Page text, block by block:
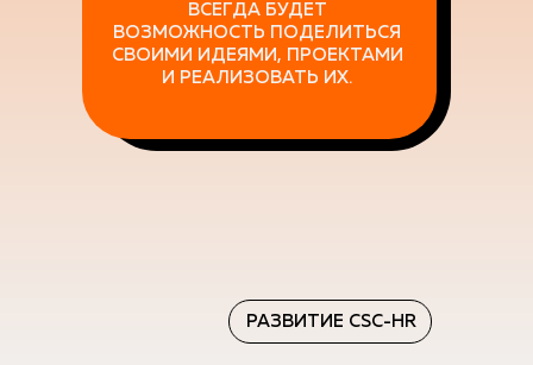
РАЗВИТИЕ CSC-HR
ВСЕГДА БУДЕТ
ВОЗМОЖНОСТЬ ПОДЕЛИТЬСЯ
СВОИМИ ИДЕЯМИ, ПРОЕКТАМИ
И РЕАЛИЗОВАТЬ ИХ.